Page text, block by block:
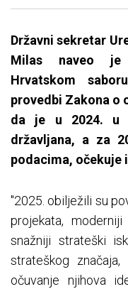
Državni sekretar
Milas naveo je
Hrvatskom
provedbi Zakona o
da je u 2024. u
državljana, a za
podacima, očekuje
"2025. obilježili su
projekata,
snažniji strateški
strateškog
očuvanje njihova